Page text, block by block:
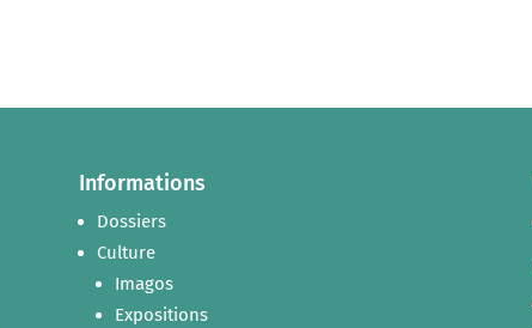
Informations
Dossiers
Culture
Imagos
Expositions